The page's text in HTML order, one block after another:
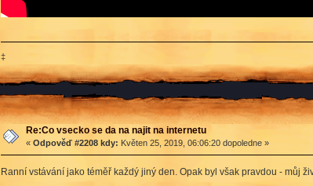
‡
Re:Co vsecko se da na najit na internetu
« Odpověď #2208 kdy: Květen 25, 2019, 06:06:20 dopoledne »
Ranní vstávání jako téměř každý jiný den. Opak byl však pravdou - můj